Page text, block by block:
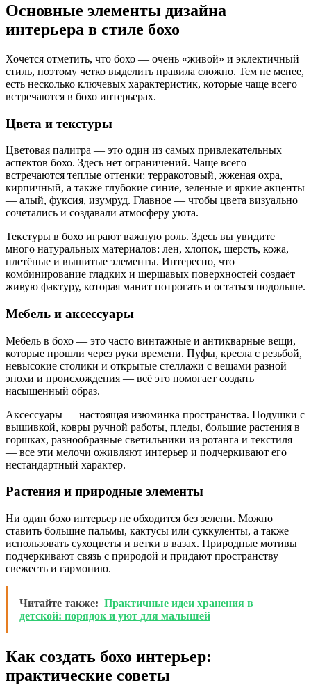
Основные элементы дизайна
интерьера в стиле бохо
Хочется отметить, что бохо — очень «живой» и эклектичный
стиль, поэтому четко выделить правила сложно. Тем не менее,
есть несколько ключевых характеристик, которые чаще всего
встречаются в бохо интерьерах.
Цвета и текстуры
Цветовая палитра — это один из самых привлекательных
аспектов бохо. Здесь нет ограничений. Чаще всего
встречаются теплые оттенки: терракотовый, жженая охра,
кирпичный, а также глубокие синие, зеленые и яркие акценты
— алый, фуксия, изумруд. Главное — чтобы цвета визуально
сочетались и создавали атмосферу уюта.
Текстуры в бохо играют важную роль. Здесь вы увидите
много натуральных материалов: лен, хлопок, шерсть, кожа,
плетёные и вышитые элементы. Интересно, что
комбинирование гладких и шершавых поверхностей создаёт
живую фактуру, которая манит потрогать и остаться подольше.
Мебель и аксессуары
Мебель в бохо — это часто винтажные и антикварные вещи,
которые прошли через руки времени. Пуфы, кресла с резьбой,
невысокие столики и открытые стеллажи с вещами разной
эпохи и происхождения — всё это помогает создать
насыщенный образ.
Аксессуары — настоящая изюминка пространства. Подушки с
вышивкой, ковры ручной работы, пледы, большие растения в
горшках, разнообразные светильники из ротанга и текстиля
— все эти мелочи оживляют интерьер и подчеркивают его
нестандартный характер.
Растения и природные элементы
Ни один бохо интерьер не обходится без зелени. Можно
ставить большие пальмы, кактусы или суккуленты, а также
использовать сухоцветы и ветки в вазах. Природные мотивы
подчеркивают связь с природой и придают пространству
свежесть и гармонию.
Читайте также: Практичные идеи хранения в
детской: порядок и уют для малышей
Как создать бохо интерьер:
практические советы